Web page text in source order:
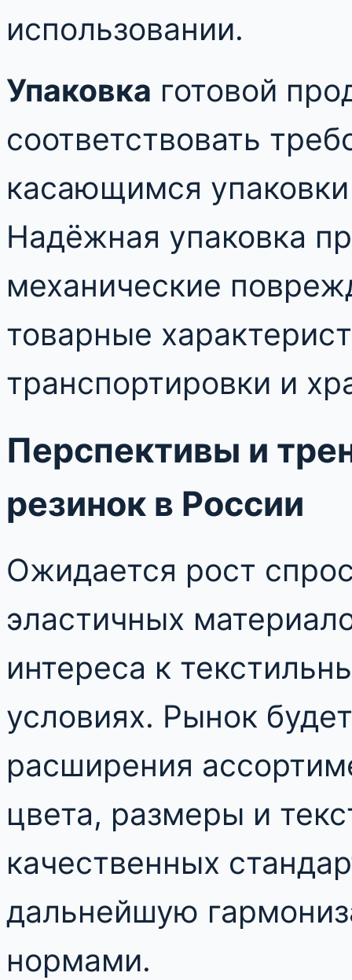
использовании.
Упаковка готовой
соответствовать
касающимся
Надёжная упаковка
механические
товарные
транспортировки и
Перспективы и
резинок в России
Ожидается рост
эластичных
интереса к
условиях. Рынок
расширения
цвета, размеры и
качественных
дальнейшую
нормами.